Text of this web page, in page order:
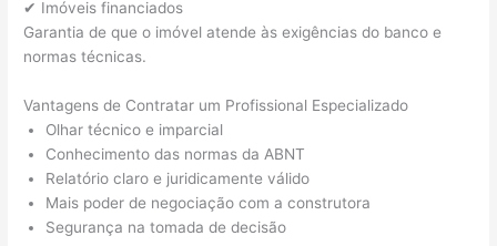
✔ Imóveis financiados
Garantia de que o imóvel atende às exigências do banco e
normas técnicas.
Vantagens de Contratar um Profissional Especializado
Olhar técnico e imparcial
Conhecimento das normas da ABNT
Relatório claro e juridicamente válido
Mais poder de negociação com a construtora
Segurança na tomada de decisão